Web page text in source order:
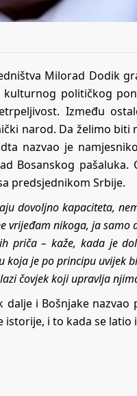
Milorad Dodik
političkog
Između
narod. Da želimo
nazvao je
Bosanskog
predsjednikom Srbije.
dovoljno kapaciteta,
vrijeđam nikoga, ja
priča – kaže, kada je
je po principu uvijek
čovjek koji upravlja
i Bošnjake
i to kada se latio